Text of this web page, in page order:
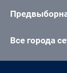
Все города